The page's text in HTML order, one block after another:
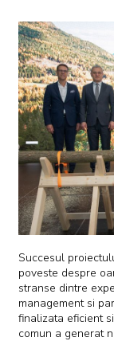
Succesul
poveste despre
stranse dintre
management si
finalizata eficient
comun a generat